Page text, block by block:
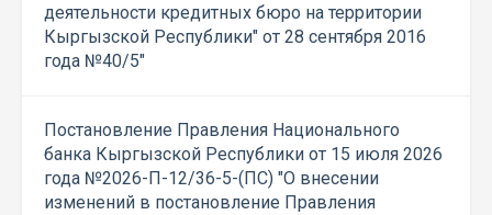
деятельности кредитных бюро на территории
Кыргызской Республики" от 28 сентября 2016
года №40/5"
Постановление Правления Национального
банка Кыргызской Республики от 15 июля 2026
года №2026-П-12/36-5-(ПС) "О внесении
изменений в постановление Правления